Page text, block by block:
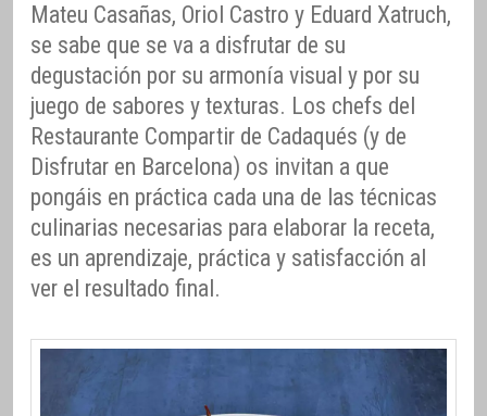
Mateu Casañas, Oriol Castro y Eduard Xatruch,
se sabe que se va a disfrutar de su
degustación por su armonía visual y por su
juego de sabores y texturas. Los chefs del
Restaurante Compartir de Cadaqués (y de
Disfrutar en Barcelona) os invitan a que
pongáis en práctica cada una de las técnicas
culinarias necesarias para elaborar la receta,
es un aprendizaje, práctica y satisfacción al
ver el resultado final.